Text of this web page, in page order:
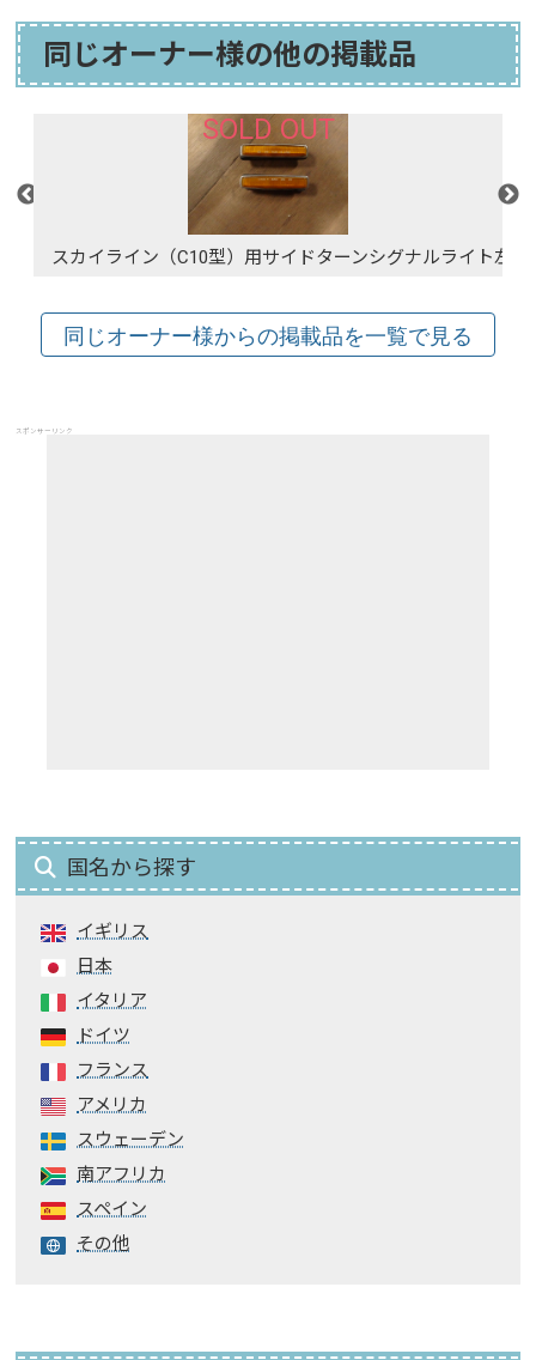
同じオーナー様の他の掲載品
SOLD OUT
スカイライン（C10型）用サイドターンシグナルライト左右
スポンサーリンク
国名から探す
イギリス
日本
イタリア
ドイツ
フランス
アメリカ
スウェーデン
南アフリカ
スペイン
その他